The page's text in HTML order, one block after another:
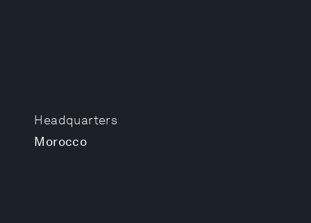
Headquarters
Morocco